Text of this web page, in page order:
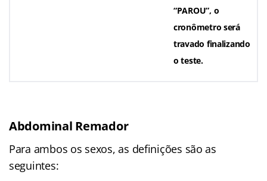
“PAROU”, o
cronômetro será
travado finalizando
o teste.
Abdominal Remador
Para ambos os sexos, as definições são as
seguintes: